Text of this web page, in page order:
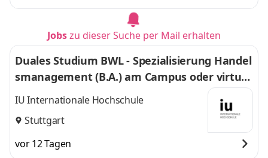
Jobszu dieser Suche per Mail erhalten
Duales Studium BWL - Spezialisierung Handel
smanagement (B.A.) am Campus oder virtuel
l
IU Internationale Hochschule
Stuttgart
vor 12 Tagen